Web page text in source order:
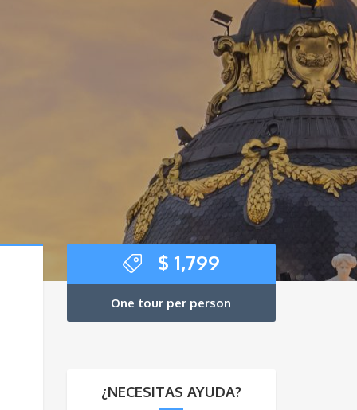
$ 1,799
One tour per person
¿NECESITAS AYUDA?